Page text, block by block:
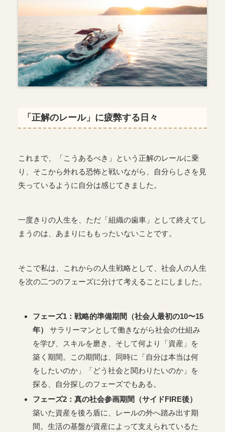
「正解のレール」に疲弊する日々
これまで、「こうあるべき」という正解のレールに乗
り、そこから外れる恐怖と戦いながら、自分らしさを見
失っているように自分は感じてきました。
一度きりの人生を、ただ「組織の歯車」として終えてし
まうのは、あまりにももったいないことです。
そこで私は、これからの人生戦略として、社会人の人生
を次の二つのフェーズに分けて考えることにしました。
フェーズ1：戦略的準備期間（社会人最初の10〜15
年）
サラリーマンとして働きながら社会の仕組み
を学び、スキルを磨き、そして何より「資産」を
築く期間。この期間は、同時に「自分は本当は何
をしたいのか」「どう社会と関わりたいのか」を
探る、自分探しのフェーズでもある。
フェーズ2：真の社会参画期間（サイドFIRE後）
築いた資産を後ろ盾に、レールの外へ踏み出す期
間。生活の基盤が資産によって支えられているた